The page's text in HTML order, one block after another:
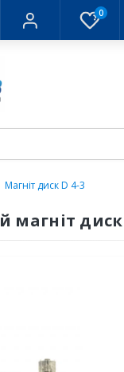
0
Магніт диск D 4-3
диск